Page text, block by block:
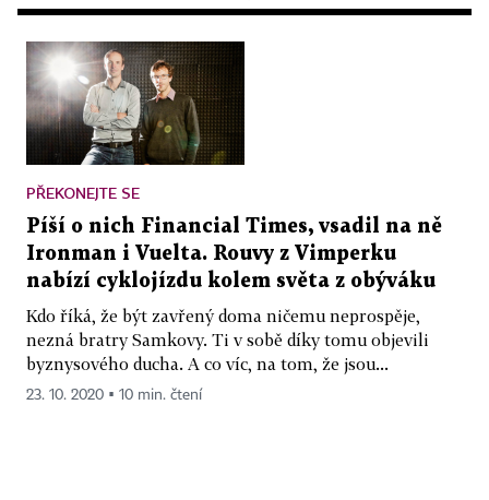
PŘEKONEJTE SE
Píší o nich Financial Times, vsadil na ně
Ironman i Vuelta. Rouvy z Vimperku
nabízí cyklojízdu kolem světa z obýváku
Kdo říká, že být zavřený doma ničemu neprospěje,
nezná bratry Samkovy. Ti v sobě díky tomu objevili
byznysového ducha. A co víc, na tom, že jsou...
23. 10. 2020 ▪ 10 min. čtení